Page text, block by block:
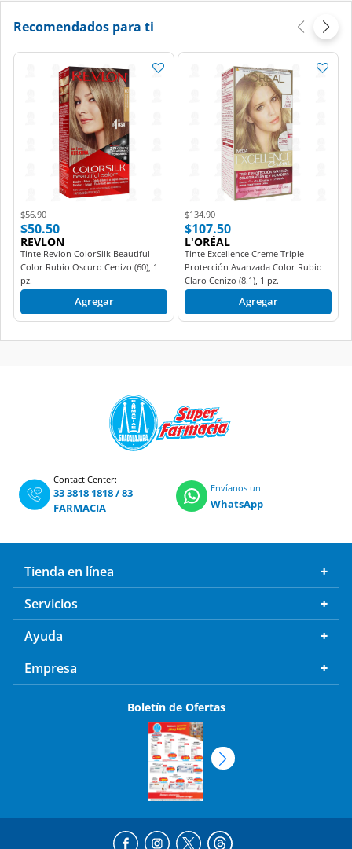
Recomendados para ti
Price reduced from
$56.90to
$50.50
REVLON
Tinte Revlon ColorSilk Beautiful
Color Rubio Oscuro Cenizo (60), 1
pz.
Agregar
Price reduced from
$134.90to
$107.50
L'ORÉAL
Tinte Excellence Creme Triple
Protección Avanzada Color Rubio
Claro Cenizo (8.1), 1 pz.
Agregar
Contact Center:
33 3818 1818/83
FARMACIA
Envíanos un
WhatsApp
Tienda en línea
Servicios
Ayuda
Empresa
Boletín de Ofertas